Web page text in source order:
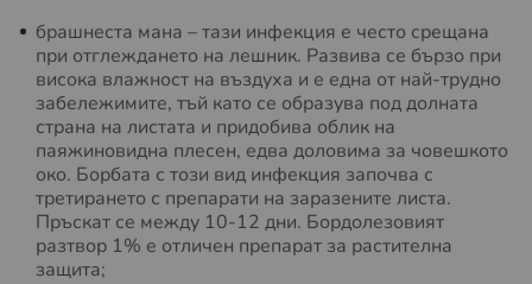
брашнеста мана – тази инфекция е често срещана
при отглеждането на лешник. Развива се бързо при
висока влажност на въздуха и е една от най-трудно
забележимите, тъй като се образува под долната
страна на листата и придобива облик на
паяжиновидна плесен, едва доловима за човешкото
око. Борбата с този вид инфекция започва с
третирането с препарати на заразените листа.
Пръскат се между 10-12 дни. Бордолезовият
разтвор 1% е отличен препарат за растителна
защита;